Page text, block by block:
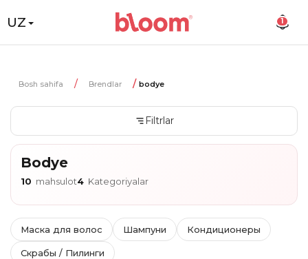
UZ 1
Bosh sahifa Brendlar bodye
Filtrlar
Bodye
10 mahsulot4 Kategoriyalar
Маска для волос Шампуни Кондиционеры
Скрабы / Пилинги